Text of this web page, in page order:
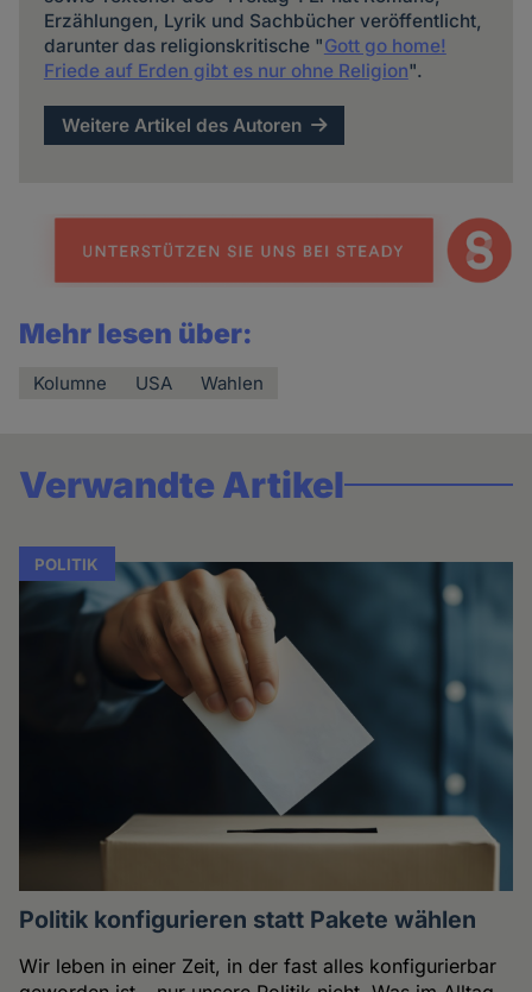
Erzählungen, Lyrik und Sachbücher veröffentlicht,
darunter das religionskritische "Gott go home!
Friede auf Erden gibt es nur ohne Religion".
Weitere Artikel des Autoren
Mehr lesen über:
Kolumne USA Wahlen
Verwandte Artikel
POLITIK
Politik konfigurieren statt Pakete wählen
Wir leben in einer Zeit, in der fast alles konfigurierbar